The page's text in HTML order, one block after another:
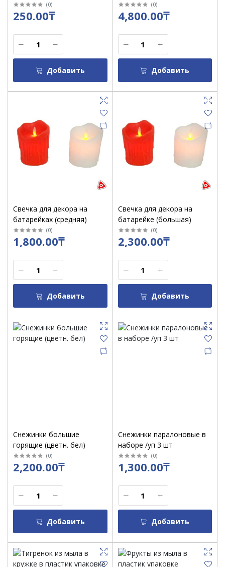
(0)
250.00₸
Добавить
(0)
4,800.00₸
Добавить
Свечка для декора на
батарейках (средняя)
(0)
1,800.00₸
Добавить
Свечка для декора на
батарейке (большая)
(0)
2,300.00₸
Добавить
Снежинки большие
горящие (цветн. бел)
(0)
2,200.00₸
Добавить
Снежинки паралоновые в
наборе /уп 3 шт
(0)
1,300.00₸
Добавить